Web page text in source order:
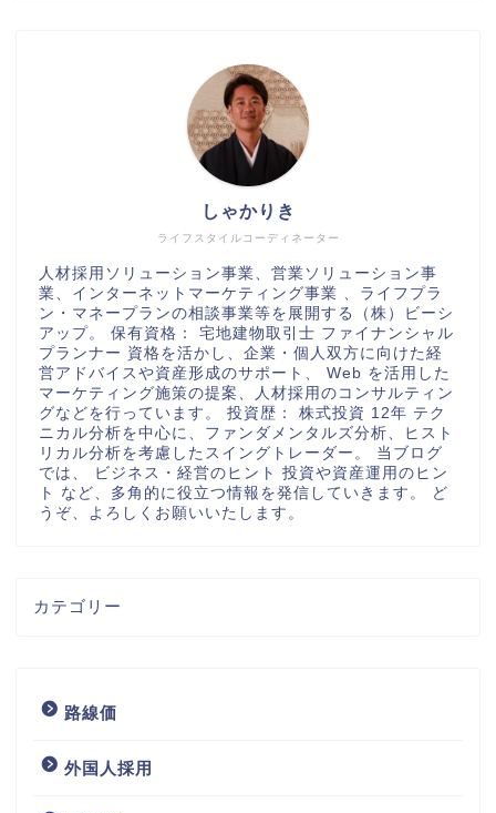
ライフスタイルコーディネーター
しゃかりき
人材採用ソリューション事業、営業ソリューション事
業、インターネットマーケティング事業 、ライフプラ
ン・マネープランの相談事業等を展開する（株）ビーシ
アップ。 保有資格： 宅地建物取引士 ファイナンシャル
プランナー 資格を活かし、企業・個人双方に向けた経
営アドバイスや資産形成のサポート、 Web を活用した
マーケティング施策の提案、人材採用のコンサルティン
グなどを行っています。 投資歴： 株式投資 12年 テク
ニカル分析を中心に、ファンダメンタルズ分析、ヒスト
リカル分析を考慮したスイングトレーダー。 当ブログ
では、 ビジネス・経営のヒント 投資や資産運用のヒン
ト など、多角的に役立つ情報を発信していきます。 ど
うぞ、よろしくお願いいたします。
カテゴリー
路線価
外国人採用